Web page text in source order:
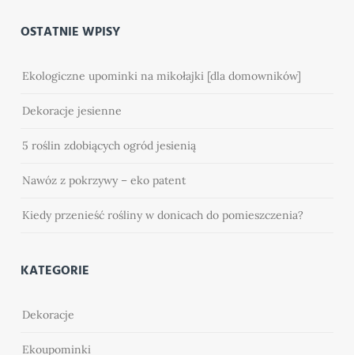
OSTATNIE WPISY
Ekologiczne upominki na mikołajki [dla domowników]
Dekoracje jesienne
5 roślin zdobiących ogród jesienią
Nawóz z pokrzywy – eko patent
Kiedy przenieść rośliny w donicach do pomieszczenia?
KATEGORIE
Dekoracje
Ekoupominki